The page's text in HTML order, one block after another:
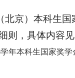
北京）本科生
则，具体内容见
年本科生国家奖